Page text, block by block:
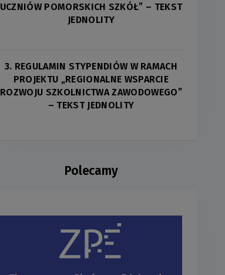
UCZNIÓW POMORSKICH SZKÓŁ” – TEKST
JEDNOLITY
3. REGULAMIN STYPENDIÓW W RAMACH
PROJEKTU „REGIONALNE WSPARCIE
ROZWOJU SZKOLNICTWA ZAWODOWEGO”
– TEKST JEDNOLITY
Polecamy